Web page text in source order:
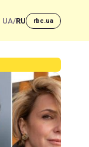
UA/RU rbc.ua